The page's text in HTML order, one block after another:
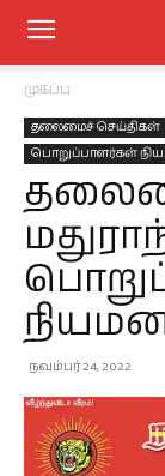
முகப்பு
தலைமைச் செய்திகள்
பொறுப்பாளர்கள்
நவம்பர் 24, 2022